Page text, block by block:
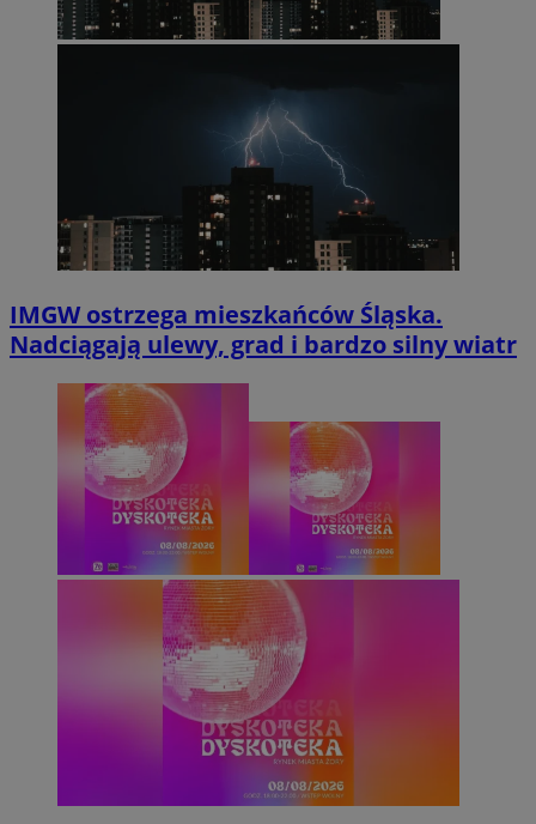
IMGW ostrzega mieszkańców Śląska.
Nadciągają ulewy, grad i bardzo silny wiatr